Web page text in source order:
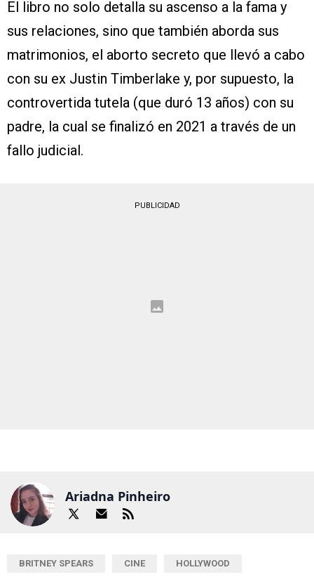
El libro no solo detalla su ascenso a la fama y
sus relaciones, sino que también aborda sus
matrimonios, el aborto secreto que llevó a cabo
con su ex Justin Timberlake y, por supuesto, la
controvertida tutela (que duró 13 años) con su
padre, la cual se finalizó en 2021 a través de un
fallo judicial.
PUBLICIDAD
Ariadna Pinheiro
BRITNEY SPEARS CINE HOLLYWOOD